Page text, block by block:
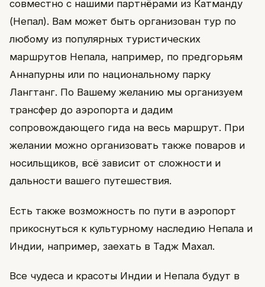
совместно с нашими партнёрами из Катманду
(Непал). Вам может быть организован тур по
любому из популярных туристических
маршрутов Непала, например, по предгорьям
Аннапурны или по национальному парку
Лангтанг. По Вашему желанию мы организуем
трансфер до аэропорта и дадим
сопровождающего гида на весь маршрут. При
желании можно организовать также поваров и
носильщиков, всё зависит от сложности и
дальности вашего путешествия.
Есть также возможность по пути в аэропорт
прикоснуться к культурному наследию Непала и
Индии, например, заехать в Тадж Махал.
Все чудеса и красоты Индии и Непала будут в